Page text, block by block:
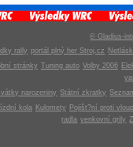
© Gladius-
rally portál plný her Stroj.cz
stránky Tuning auto Volby 2006
narozeniny Státní zkratky
kola Kulomety
Pojišt?ní proti
radla venkovní grily